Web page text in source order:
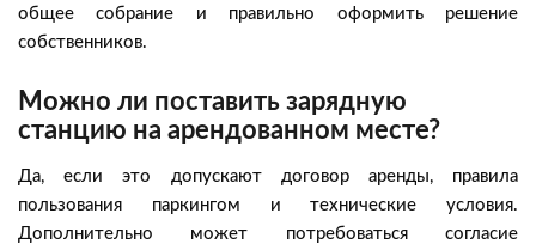
общее собрание и правильно оформить решение
собственников.
Можно ли поставить зарядную
станцию на арендованном месте?
Да, если это допускают договор аренды, правила
пользования паркингом и технические условия.
Дополнительно может потребоваться согласие